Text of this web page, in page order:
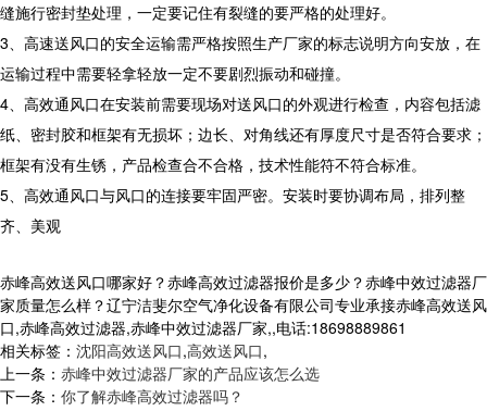
缝施行密封垫处理，一定要记住有裂缝的要严格的处理好。
3、高速送风口的安全运输需严格按照生产厂家的标志说明方向安放，在
运输过程中需要轻拿轻放一定不要剧烈振动和碰撞。
4、高效通风口在安装前需要现场对送风口的外观进行检查，内容包括滤
纸、密封胶和框架有无损坏；边长、对角线还有厚度尺寸是否符合要求；
框架有没有生锈，产品检查合不合格，技术性能符不符合标准。
5、高效通风口与风口的连接要牢固严密。安装时要协调布局，排列整
齐、美观
赤峰高效送风口哪家好？赤峰高效过滤器报价是多少？赤峰中效过滤器厂
家质量怎么样？辽宁洁斐尔空气净化设备有限公司专业承接赤峰高效送风
口,赤峰高效过滤器,赤峰中效过滤器厂家,,电话:18698889861
相关标签： 沈阳高效送风口,高效送风口,
上一条： 赤峰中效过滤器厂家的产品应该怎么选
下一条： 你了解赤峰高效过滤器吗？